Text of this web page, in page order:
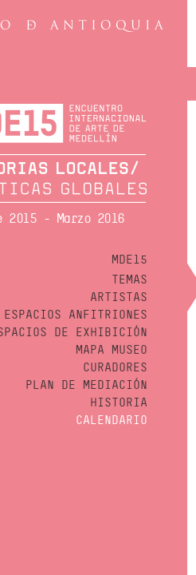
2015 - Marzo 2016
MDE15
TEMAS
ARTISTAS
ESPACIOS ANFITRIONES
DE EXHIBICIÓN
MAPA MUSEO
CURADORES
PLAN DE MEDIACIÓN
HISTORIA
CALENDARIO